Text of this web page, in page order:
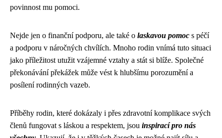
povinnost mu pomoci.
Nejde jen o finanční podporu, ale také o laskavou pomoc s péčí
a podporu v náročných chvílích. Mnoho rodin vnímá tuto situaci
jako příležitost utužit vzájemné vztahy a stát si blíže. Společné
překonávání překážek může vést k hlubšímu porozumění a
posílení rodinných vazeb.
Příběhy rodin, které dokázaly i přes zdravotní komplikace svých
členů fungovat s láskou a respektem, jsou inspirací pro nás